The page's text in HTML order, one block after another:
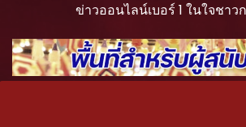
ข่าวออนไลน์เบอร์ 1 ในใจชา